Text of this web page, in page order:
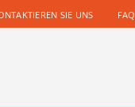
SIE UNS FAQ